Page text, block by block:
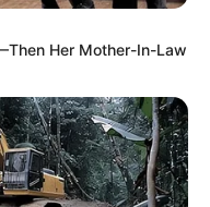
Her Mother-In-Law